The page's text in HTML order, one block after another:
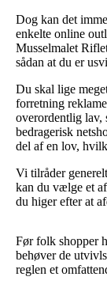
Dog kan det
enkelte online
Musselmalet
sådan at du er
Du skal lige
forretning
overordentlig lav,
bedragerisk
del af en lov,
Vi tilråder
kan du vælge et
du higer efter at
Før folk shopper
behøver de
reglen et